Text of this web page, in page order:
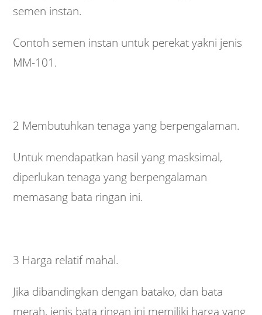
semen instan.
Contoh semen instan untuk perekat yakni jenis
MM-101.
2 Membutuhkan tenaga yang berpengalaman.
Untuk mendapatkan hasil yang masksimal,
diperlukan tenaga yang berpengalaman
memasang bata ringan ini.
3 Harga relatif mahal.
Jika dibandingkan dengan batako, dan bata
merah, jenis bata ringan ini memiliki harga yang